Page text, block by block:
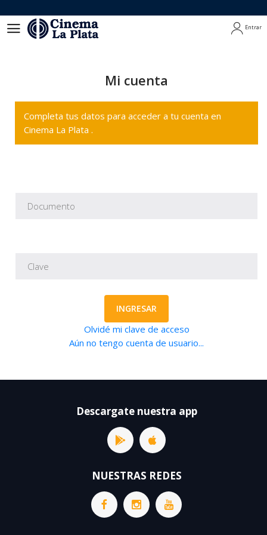
Entrar
Mi cuenta
Completa tus datos para acceder a tu cuenta en
Cinema La Plata .
INGRESAR
Olvidé mi clave de acceso
Aún no tengo cuenta de usuario...
Descargate nuestra app
NUESTRAS REDES